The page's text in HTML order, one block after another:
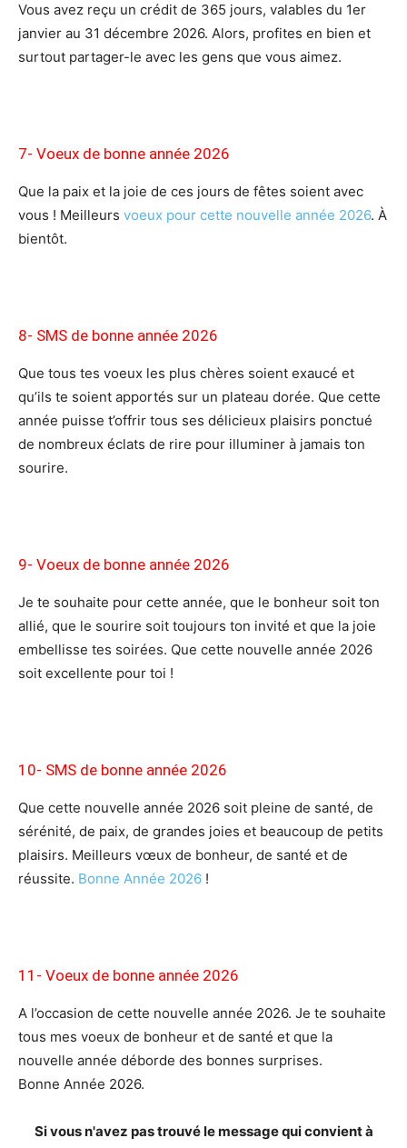
Vous avez reçu un crédit de 365 jours, valables du 1er
janvier au 31 décembre 2026. Alors, profites en bien et
surtout partager-le avec les gens que vous aimez.
7- Voeux de bonne année 2026
Que la paix et la joie de ces jours de fêtes soient avec
vous ! Meilleurs voeux pour cette nouvelle année 2026. À
bientôt.
8- SMS de bonne année 2026
Que tous tes voeux les plus chères soient exaucé et
qu’ils te soient apportés sur un plateau dorée. Que cette
année puisse t’offrir tous ses délicieux plaisirs ponctué
de nombreux éclats de rire pour illuminer à jamais ton
sourire.
9- Voeux de bonne année 2026
Je te souhaite pour cette année, que le bonheur soit ton
allié, que le sourire soit toujours ton invité et que la joie
embellisse tes soirées. Que cette nouvelle année 2026
soit excellente pour toi !
10- SMS de bonne année 2026
Que cette nouvelle année 2026 soit pleine de santé, de
sérénité, de paix, de grandes joies et beaucoup de petits
plaisirs. Meilleurs vœux de bonheur, de santé et de
réussite. Bonne Année 2026 !
11- Voeux de bonne année 2026
A l’occasion de cette nouvelle année 2026. Je te souhaite
tous mes voeux de bonheur et de santé et que la
nouvelle année déborde des bonnes surprises.
Bonne Année 2026.
Si vous n'avez pas trouvé le message qui convient à